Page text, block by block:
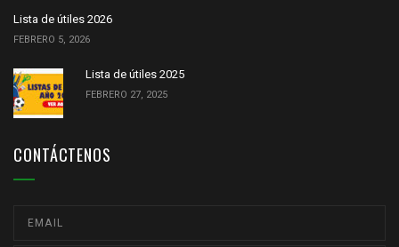
Lista de útiles 2026
FEBRERO 5, 2026
Lista de útiles 2025
FEBRERO 27, 2025
CONTÁCTENOS